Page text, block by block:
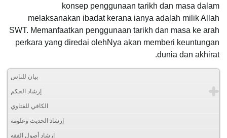
konsep penggunaan tarikh dan masa dalam
melaksanakan ibadat kerana ianya adalah milik Allah
SWT. Memanfaatkan penggunaan tarikh dan masa ke arah
perkara yang diredai olehNya akan memberi keuntungan
dunia dan akhirat.
بيان للناس
إرشاد الحكم
الكافي للفتاوي
إرشاد الحديث وعلومه
إرشاد أصول الفقه